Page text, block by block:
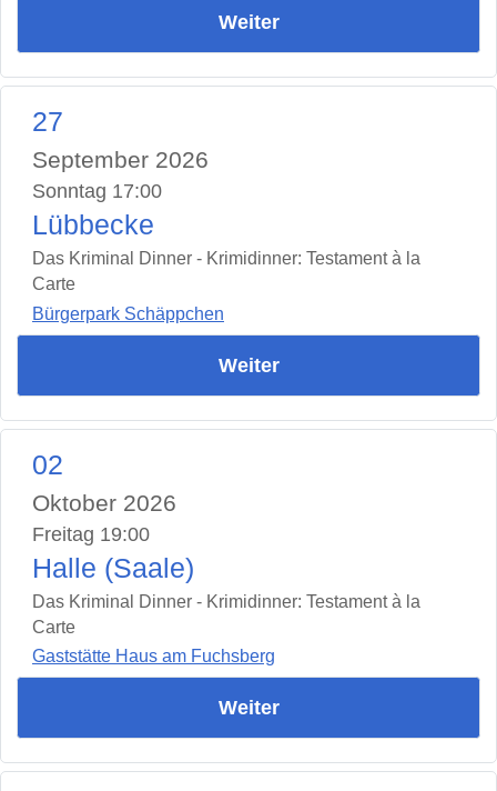
Weiter
27
September 2026
Sonntag 17:00
Lübbecke
Das Kriminal Dinner - Krimidinner: Testament à la
Carte
Bürgerpark Schäppchen
Weiter
02
Oktober 2026
Freitag 19:00
Halle (Saale)
Das Kriminal Dinner - Krimidinner: Testament à la
Carte
Gaststätte Haus am Fuchsberg
Weiter